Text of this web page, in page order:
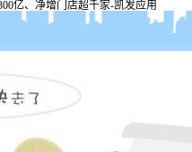
亿、净增门店超千家-凯发应用